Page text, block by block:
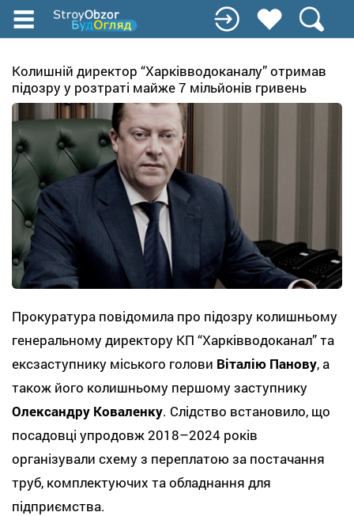
Перейти
содержанию
Колишній директор “Харківводоканалу” отримав
підозру у розтраті майже 7 мільйонів гривень
Прокуратура повідомила про підозру колишньому
генеральному директору КП “Харківводоканал” та
ексзаступнику міського голови Віталію Панову, а
також його колишньому першому заступнику
Олександру Коваленку. Слідство встановило, що
посадовці упродовж 2018–2024 років
організували схему з переплатою за постачання
труб, комплектуючих та обладнання для
підприємства.